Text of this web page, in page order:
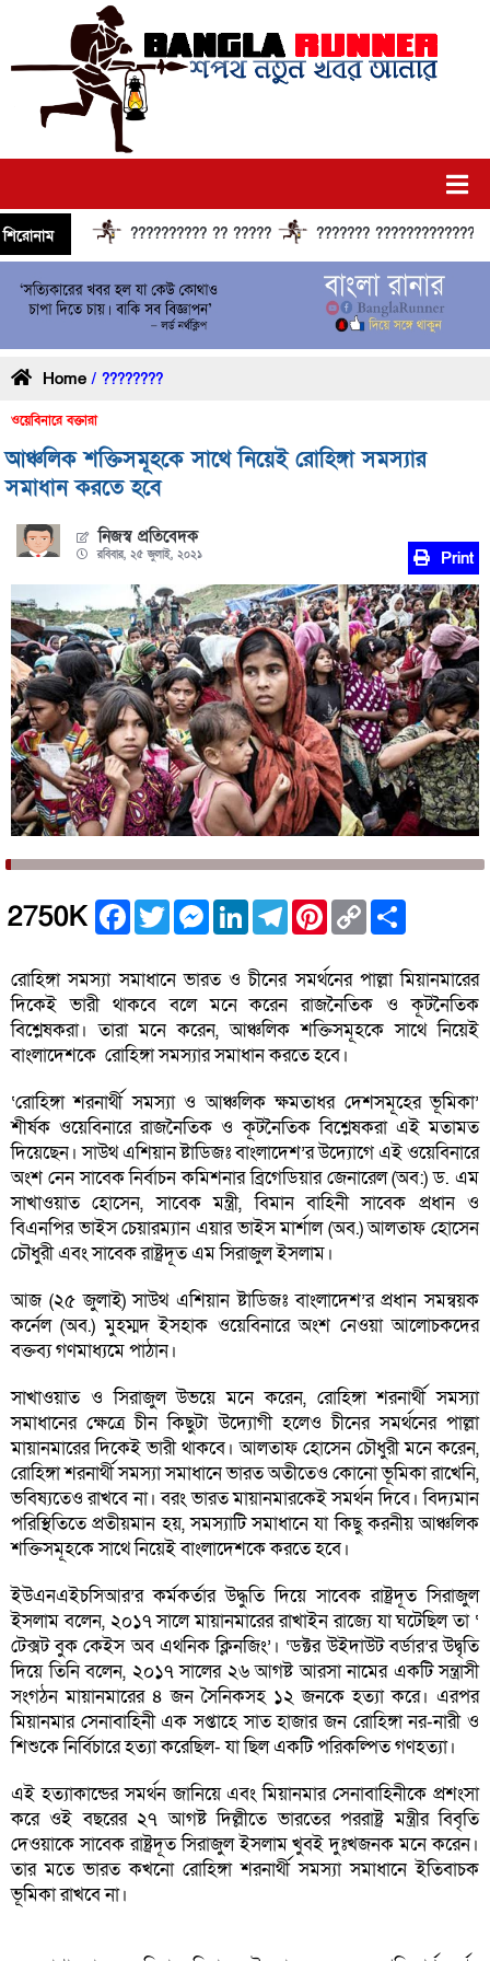
শিরোনাম ?????????? ?? ????? ??????? ??????????????
Home / ????????
ওয়েবিনারে বক্তারা
আঞ্চলিক শক্তিসমূহকে সাথে নিয়েই রোহিঙ্গা সমস্যার
সমাধান করতে হবে
নিজস্ব প্রতিবেদক
রবিবার, ২৫ জুলাই, ২০২১ Print
2750K Facebook
TwitterMessenger
LinkedInTelegramPinterest
Copy
Link
রোহিঙ্গা সমস্যা সমাধানে ভারত ও চীনের সমর্থনের পাল্লা মিয়ানমারের
দিকেই ভারী থাকবে বলে মনে করেন রাজনৈতিক ও কূটনৈতিক
বিশ্লেষকরা। তারা মনে করেন, আঞ্চলিক শক্তিসমূহকে সাথে নিয়েই
বাংলাদেশকে রোহিঙ্গা সমস্যার সমাধান করতে হবে।
‘রোহিঙ্গা শরনার্থী সমস্যা ও আঞ্চলিক ক্ষমতাধর দেশসমূহের ভূমিকা’
শীর্ষক ওয়েবিনারে রাজনৈতিক ও কূটনৈতিক বিশ্লেষকরা এই মতামত
দিয়েছেন। সাউথ এশিয়ান ষ্টাডিজঃ বাংলাদেশ’র উদ্যোগে এই ওয়েবিনারে
অংশ নেন সাবেক নির্বাচন কমিশনার ব্রিগেডিয়ার জেনারেল (অব:) ড. এম
সাখাওয়াত হোসেন, সাবেক মন্ত্রী, বিমান বাহিনী সাবেক প্রধান ও
বিএনপির ভাইস চেয়ারম্যান এয়ার ভাইস মার্শাল (অব.) আলতাফ হোসেন
চৌধুরী এবং সাবেক রাষ্ট্রদূত এম সিরাজুল ইসলাম।
আজ (২৫ জুলাই) সাউথ এশিয়ান ষ্টাডিজঃ বাংলাদেশ’র প্রধান সমন্বয়ক
কর্নেল (অব.) মুহম্মদ ইসহাক ওয়েবিনারে অংশ নেওয়া আলোচকদের
বক্তব্য গণমাধ্যমে পাঠান।
সাখাওয়াত ও সিরাজুল উভয়ে মনে করেন, রোহিঙ্গা শরনার্থী সমস্যা
সমাধানের ক্ষেত্রে চীন কিছুটা উদ্যোগী হলেও চীনের সমর্থনের পাল্লা
মায়ানমারের দিকেই ভারী থাকবে। আলতাফ হোসেন চৌধুরী মনে করেন,
রোহিঙ্গা শরনার্থী সমস্যা সমাধানে ভারত অতীতেও কোনো ভূমিকা রাখেনি,
ভবিষ্যতেও রাখবে না। বরং ভারত মায়ানমারকেই সমর্থন দিবে। বিদ্যমান
পরিস্থিতিতে প্রতীয়মান হয়, সমস্যাটি সমাধানে যা কিছু করনীয় আঞ্চলিক
শক্তিসমূহকে সাথে নিয়েই বাংলাদেশকে করতে হবে।
ইউএনএইচসিআর’র কর্মকর্তার উদ্ধুতি দিয়ে সাবেক রাষ্ট্রদূত সিরাজুল
ইসলাম বলেন, ২০১৭ সালে মায়ানমারের রাখাইন রাজ্যে যা ঘটেছিল তা ‘
টেক্সট বুক কেইস অব এথনিক ক্লিনজিং’। ‘ডক্টর উইদাউট বর্ডার’র উদ্বৃতি
দিয়ে তিনি বলেন, ২০১৭ সালের ২৬ আগষ্ট আরসা নামের একটি সন্ত্রাসী
সংগঠন মায়ানমারের ৪ জন সৈনিকসহ ১২ জনকে হত্যা করে। এরপর
মিয়ানমার সেনাবাহিনী এক সপ্তাহে সাত হাজার জন রোহিঙ্গা নর-নারী ও
শিশুকে নির্বিচারে হত্যা করেছিল- যা ছিল একটি পরিকল্পিত গণহত্যা।
এই হত্যাকান্ডের সমর্থন জানিয়ে এবং মিয়ানমার সেনাবাহিনীকে প্রশংসা
করে ওই বছরের ২৭ আগষ্ট দিল্লীতে ভারতের পররাষ্ট্র মন্ত্রীর বিবৃতি
দেওয়াকে সাবেক রাষ্ট্রদূত সিরাজুল ইসলাম খুবই দুঃখজনক মনে করেন।
তার মতে ভারত কখনো রোহিঙ্গা শরনার্থী সমস্যা সমাধানে ইতিবাচক
ভূমিকা রাখবে না।